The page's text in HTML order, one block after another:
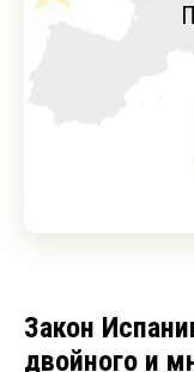
Закон
двойного и